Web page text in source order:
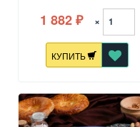
1 882 ₽ ×
КУПИТЬ